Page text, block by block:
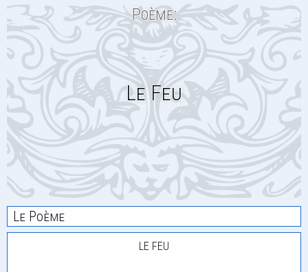
Poème:
Le Feu
Le Poème
LE FEU